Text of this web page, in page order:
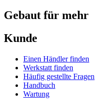
Gebaut für mehr
Kunde
Einen Händler finden
Werkstatt finden
Häufig gestellte Fragen
Handbuch
Wartung